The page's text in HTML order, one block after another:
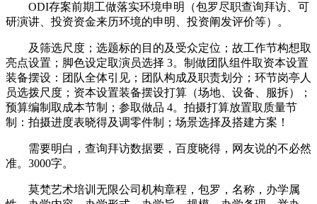
ODI存案前期工做落实环境申明（包罗尽职查询拜访、可
研演讲、投资资金来历环境的申明、投资阐发评价等）。
及筛选尺度；选题标的目的及受众定位；故工作节构想取
亮点设置；脚色设定取演员选择 3。制做团队组件取资本设置
装备摆设：团队全体引见；团队构成及职责划分；环节岗亭人
员选拨尺度；资本设置装备摆设打算（场地、设备、服拆）；
预算编制取成本节制；参取做品 4。拍摄打算放置取质量节
制：拍摄进度表晓得及调零件制；场景选择及搭建方案！
需要明白，查询拜访数据要，百度晓得，网友说的不必然
准。3000字。
莫梵艺术培训无限公司机构章程，包罗，名称，办学属